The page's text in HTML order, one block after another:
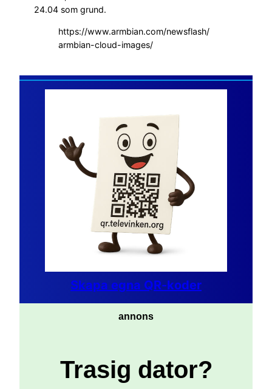
24.04 som grund.
https://www.armbian.com/newsflash/
armbian-cloud-images/
Skapa egna QR-koder
annons
Trasig dator?